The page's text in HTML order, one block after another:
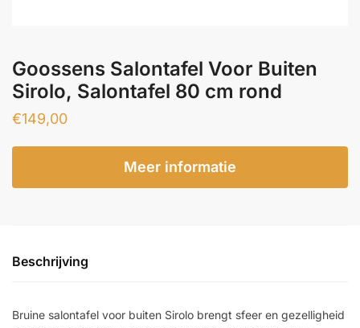
Goossens Salontafel Voor Buiten
Sirolo, Salontafel 80 cm rond
€149,00
Meer informatie
Beschrijving
Bruine salontafel voor buiten Sirolo brengt sfeer en gezelligheid